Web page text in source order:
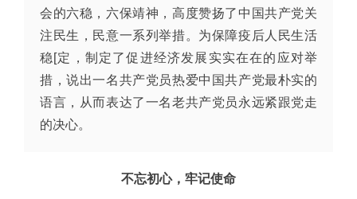
会的六稳，六保靖神，高度赞扬了中国共产党关
注民生，民意一系列举措。为保障疫后人民生活
稳[定，制定了促进经济发展实实在在的应对举
措，说出一名共产党员热爱中国共产党最朴实的
语言，从而表达了一名老共产党员永远紧跟党走
的决心。
不忘初心，牢记使命